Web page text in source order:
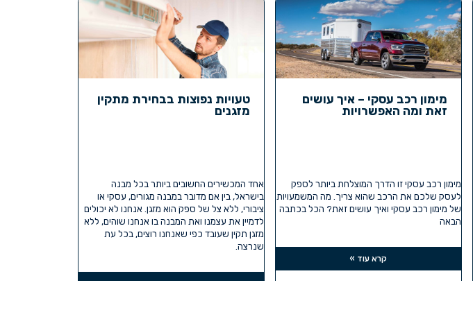
מימון רכב עסקי – איך עושים
זאת ומה האפשרויות
מימון רכב עסקי זו הדרך המוצלחת ביותר לספק
לעסק שלכם את הרכב שהוא צריך. מה המשמעויות
של מימון רכב עסקי ואיך עושים זאת? הכל בכתבה
הבאה
קרא עוד »
טעויות נפוצות בבחירת מתקין
מזגנים
אחד המכשירים החשובים ביותר בכל מבנה
בישראל, בין אם מדובר במבנה מגורים, עסקי או
ציבורי, ללא צל של ספק הוא מזגן. אנחנו לא יכולים
לדמיין את עצמנו ואת המבנה בו אנחנו שוהים, ללא
מזגן תקין שעובד כפי שאנחנו רוצים, בכל עת
שנרצה.
קרא עוד »